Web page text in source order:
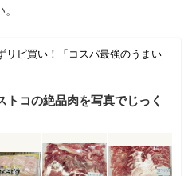
リピ買い！「コスパ最強のうまい
トコの絶品肉を写真でじっく